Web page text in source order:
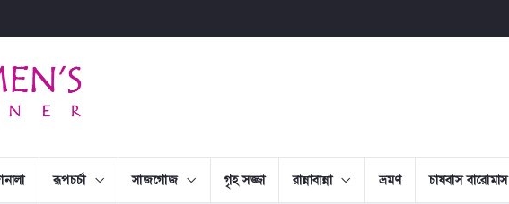
রূপচর্চা সাজগোজ গৃহ সজ্জা রান্নাবান্না ভ্রমণ চাষবাস বারোমাস